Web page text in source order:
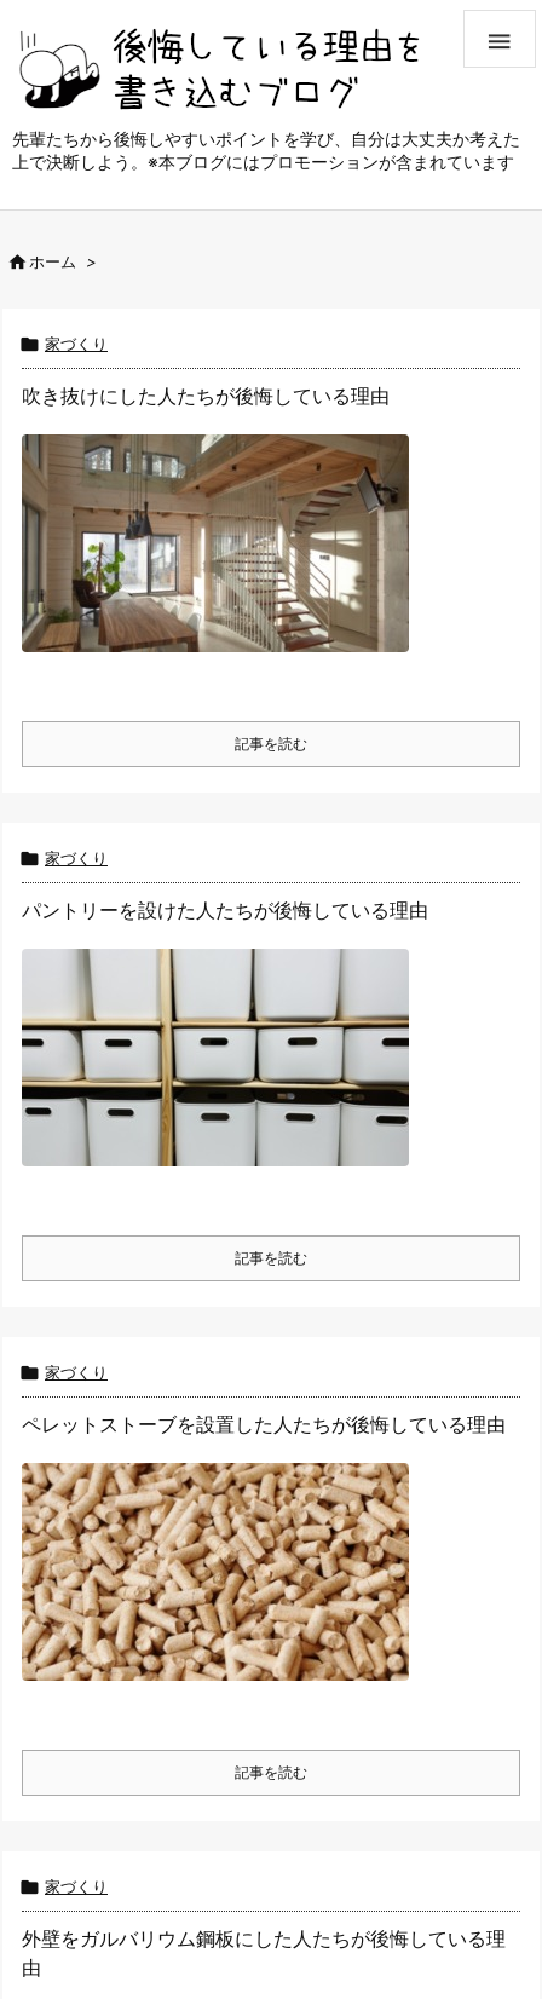
先輩たちから後悔しやすいポイントを学び、自分は大丈夫か考えた
上で決断しよう。※本ブログにはプロモーションが含まれています

ホーム >
 家づくり
吹き抜けにした人たちが後悔している理由
記事を読む
 家づくり
パントリーを設けた人たちが後悔している理由
記事を読む
 家づくり
ペレットストーブを設置した人たちが後悔している理由
記事を読む
 家づくり
外壁をガルバリウム鋼板にした人たちが後悔している理
由